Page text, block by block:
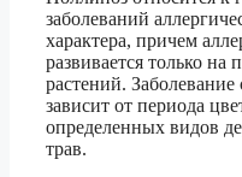
заболеваний
характера, причем
развивается только на
растений. Заболевание
зависит от периода
определенных видов
трав.